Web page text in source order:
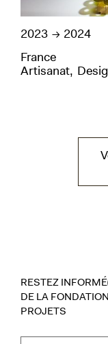
2023
2024
France
Artisanat
RESTEZ
DE LA
PROJETS